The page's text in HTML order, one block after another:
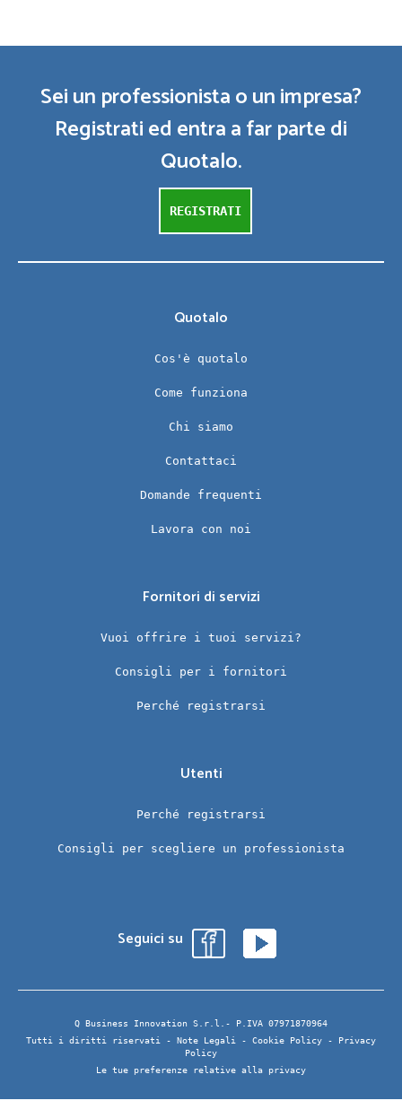
Sei un professionista o un impresa?
Registrati ed entra a far parte di
Quotalo.
REGISTRATI
Quotalo
Cos'è quotalo
Come funziona
Chi siamo
Contattaci
Domande frequenti
Lavora con noi
Fornitori di servizi
Vuoi offrire i tuoi servizi?
Consigli per i fornitori
Perché registrarsi
Utenti
Perché registrarsi
Consigli per scegliere un professionista
Seguici su
Q Business Innovation S.r.l.- P.IVA 07971870964
Tutti i diritti riservati - Note Legali - Cookie Policy -
Privacy
Policy
Le tue preferenze relative alla privacy